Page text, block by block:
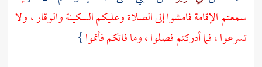
سمعتم الإقامة فامشوا إلى الصلاة وعليكم السكينة والوقار ، ولا
تسرعوا ، فما أدركتم فصلوا ، وما فاتكم فأتموا}